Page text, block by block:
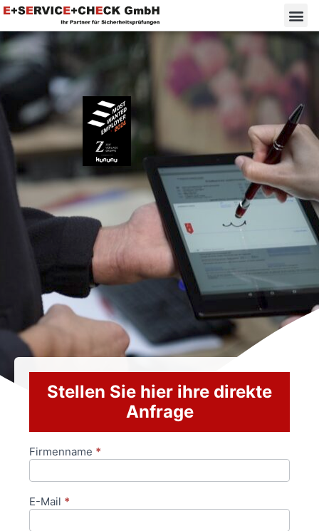
Stellen Sie hier ihre direkte
Anfrage
Anfrageformular
Firmenname *
E-Mail *